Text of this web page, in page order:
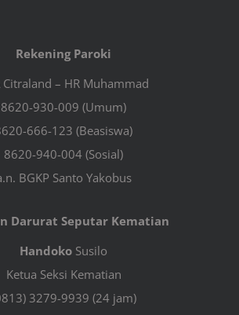
Rekening Paroki
Citraland – HR Muhammad
8620-930-009 (Umum)
666-123 (Beasiswa)
8620-940-004 (Sosial)
BGKP Santo Yakobus
Darurat Seputar Kematian
Handoko Susilo
Ketua Seksi Kematian
3279-9939 (24 jam)